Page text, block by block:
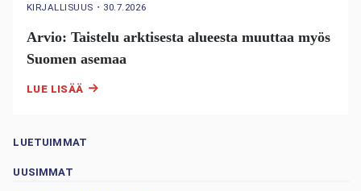
KIRJALLISUUS ・ 30.7.2026
Arvio: Taistelu arktisesta alueesta muuttaa myös
Suomen asemaa
LUE LISÄÄ
LUETUIMMAT
UUSIMMAT